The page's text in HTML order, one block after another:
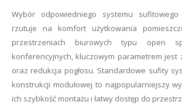
Wybór odpowiedniego systemu
rzutuje na komfort użytkowania
przestrzeniach biurowych typu open
konferencyjnych, kluczowym parametrem jest
oraz redukcja pogłosu. Standardowe sufity
konstrukcji modułowej to najpopularniejszy
ich szybkość montażu i łatwy dostęp do